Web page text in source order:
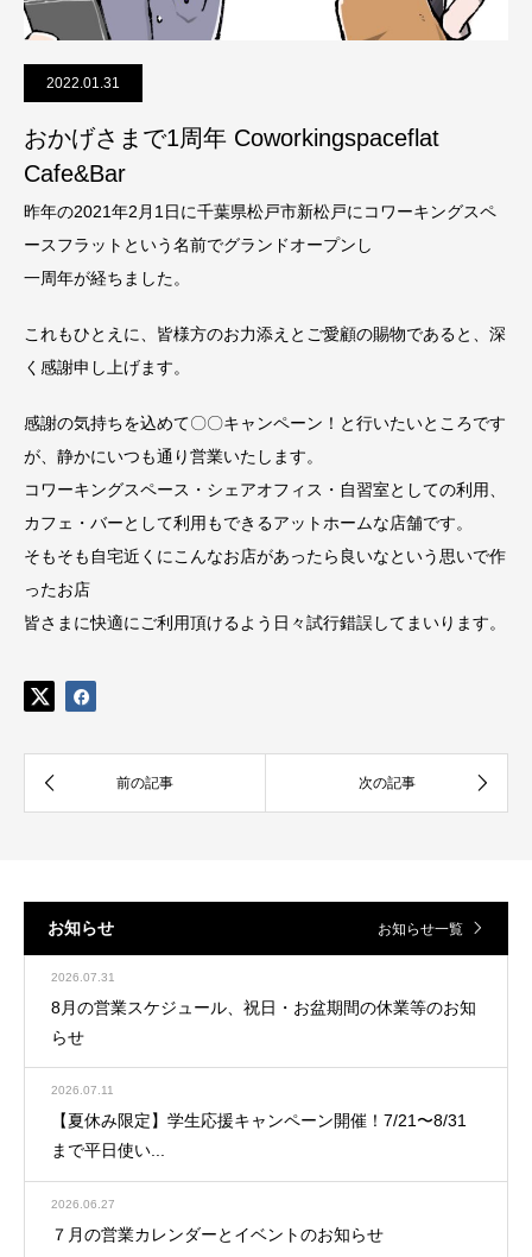
2022.01.31
おかげさまで1周年 Coworkingspaceflat
Cafe&Bar
昨年の2021年2月1日に千葉県松戸市新松戸にコワーキングスペ
ースフラットという名前でグランドオープンし
一周年が経ちました。
これもひとえに、皆様方のお力添えとご愛顧の賜物であると、深
く感謝申し上げます。
感謝の気持ちを込めて〇〇キャンペーン！と行いたいところです
が、静かにいつも通り営業いたします。
コワーキングスペース・シェアオフィス・自習室としての利用、
カフェ・バーとして利用もできるアットホームな店舗です。
そもそも自宅近くにこんなお店があったら良いなという思いで作
ったお店
皆さまに快適にご利用頂けるよう日々試行錯誤してまいります。
お知らせ お知らせ一覧
2026.07.31
8月の営業スケジュール、祝日・お盆期間の休業等のお知
らせ
2026.07.11
【夏休み限定】学生応援キャンペーン開催！7/21〜8/31
まで平日使い...
2026.06.27
７月の営業カレンダーとイベントのお知らせ